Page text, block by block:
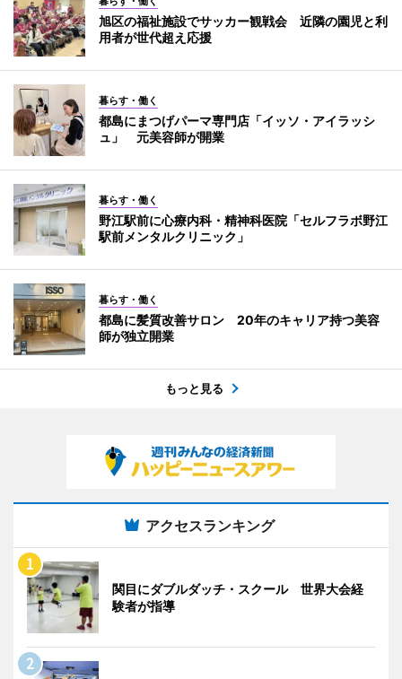
旭区の福祉施設でサッカー観戦会 近隣の園児と利
用者が世代超え応援
暮らす・働く
都島にまつげパーマ専門店「イッソ・アイラッシ
ュ」 元美容師が開業
暮らす・働く
野江駅前に心療内科・精神科医院「セルフラボ野江
駅前メンタルクリニック」
暮らす・働く
都島に髪質改善サロン 20年のキャリア持つ美容
師が独立開業
もっと見る
アクセスランキング
関目にダブルダッチ・スクール 世界大会経
験者が指導